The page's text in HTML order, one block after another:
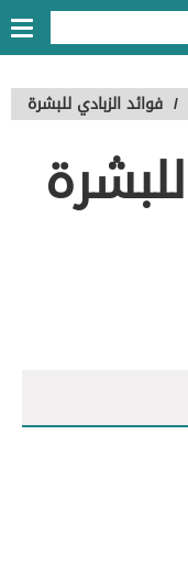
/ فوائد الزبادي للبشرة